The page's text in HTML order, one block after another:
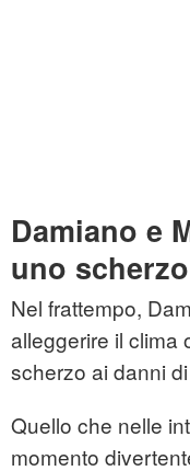
Damiano e
uno scherzo
Nel frattempo,
alleggerire il clima
scherzo ai danni
Quello che nelle
momento